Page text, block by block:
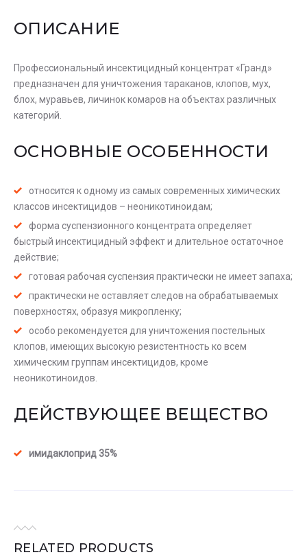
ОПИСАНИЕ
Профессиональный инсектицидный концентрат «Гранд»
предназначен для уничтожения тараканов, клопов, мух,
блох, муравьев, личинок комаров на объектах различных
категорий.
ОСНОВНЫЕ ОСОБЕННОСТИ
относится к одному из самых современных химических
классов инсектицидов – неоникотиноидам;
форма суспензионного концентрата определяет
быстрый инсектицидный эффект и длительное остаточное
действие;
готовая рабочая суспензия практически не имеет запаха;
практически не оставляет следов на обрабатываемых
поверхностях, образуя микропленку;
особо рекомендуется для уничтожения постельных
клопов, имеющих высокую резистентность ко всем
химическим группам инсектицидов, кроме
неоникотиноидов.
ДЕЙСТВУЮЩЕЕ ВЕЩЕСТВО
имидаклоприд 35%
RELATED PRODUCTS